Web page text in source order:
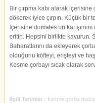
Bir çırpma kabı alarak
dökerek iyice çırpın. Küçük bir
İçerisine domates un
eritin. Hepsini birlikte kavurun.
Baharatlarını da ekleyerek
olduğunu köfteyi, erişteyi ve
Kesme çorbayı sıcak olarak
İlgili Terimler : Kesme çorba